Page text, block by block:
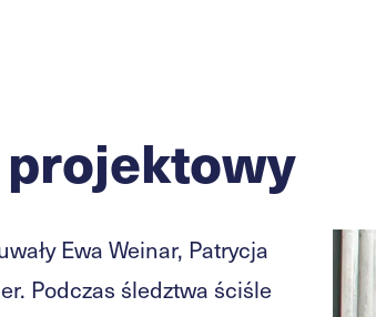
projektowy
Ewa Weinar, Patrycja
Podczas śledztwa ściśle